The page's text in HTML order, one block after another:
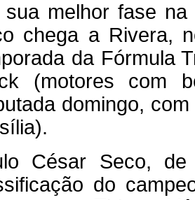
sua melhor fase
chega a Rivera,
da Fórmula
(motores com
domingo,
César Seco,
do